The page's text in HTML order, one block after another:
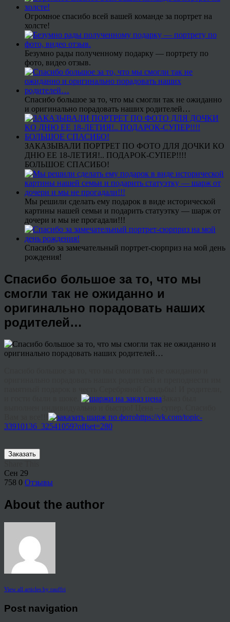
Огромное спасибо всей вашей команде за портрет на
холсте!
Безумно рады полученному подарку — портрету по
фото, видео отзыв.
Спасибо большое за то, что мы смогли так не ожиданно
и оригинально порадовать наших родителей…
ЗАКАЗЫВАЛИ ПОРТРЕТ ПО ФОТО ДЛЯ ДОЧКИ КО
ДНЮ ЕЕ 18-ЛЕТИЯ!.. ПОДАРОК-СУПЕР!!!!
БОЛЬШОЕ СПАСИБО!
Мы решили сделать ему подарок в виде исторической
картины нашей семьи и подарить статуэтку — шарж от
дочери и мы не прогадали!!!
Спасибо за замечательный портрет-сюрприз на мой день
рождения!
Спасибо большое за то, что мы
смогли так не ожиданно и
оригинально порадовать наших
родителей…
https://vk.com/topic-
33910136_32541059?offset=280
Заказать
Сен 29
758 0 Отзывы
About the author
View all articles by rauffri
Post navigation